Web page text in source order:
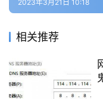
2023年3月21日 10:18
相关推荐